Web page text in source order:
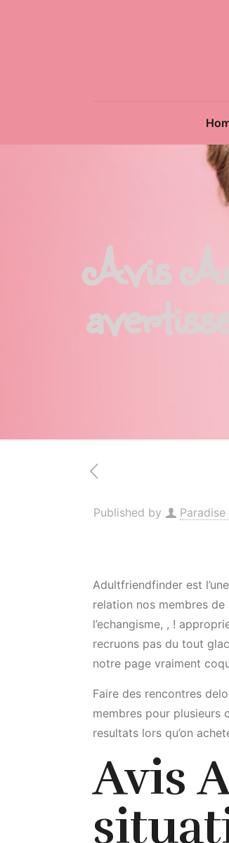
Avis
Published by Paradise
Adultfriendfinder est
relation nos membres
l’echangisme, , !
recruons pas du tout
notre page vraiment
Faire des rencontres
membres pour plusieurs
resultats lors qu’on
Avis